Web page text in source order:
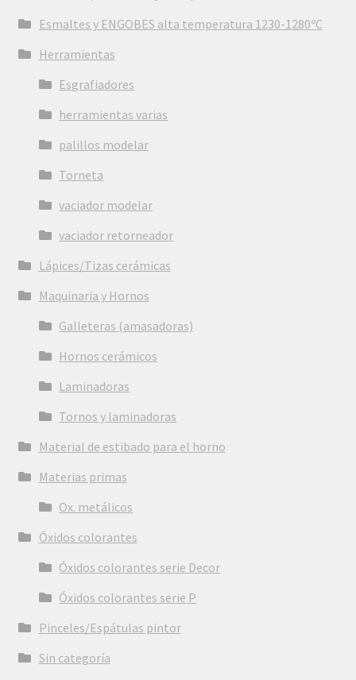
Esmaltes y ENGOBES alta temperatura 1230-1280ºC
Herramientas
Esgrafiadores
herramientas varias
palillos modelar
Torneta
vaciador modelar
vaciador retorneador
Lápices/Tizas cerámicas
Maquinaria y Hornos
Galleteras (amasadoras)
Hornos cerámicos
Laminadoras
Tornos y laminadoras
Material de estibado para el horno
Materias primas
Ox. metálicos
Óxidos colorantes
Óxidos colorantes serie Decor
Óxidos colorantes serie P
Pinceles/Espátulas pintor
Sin categoría